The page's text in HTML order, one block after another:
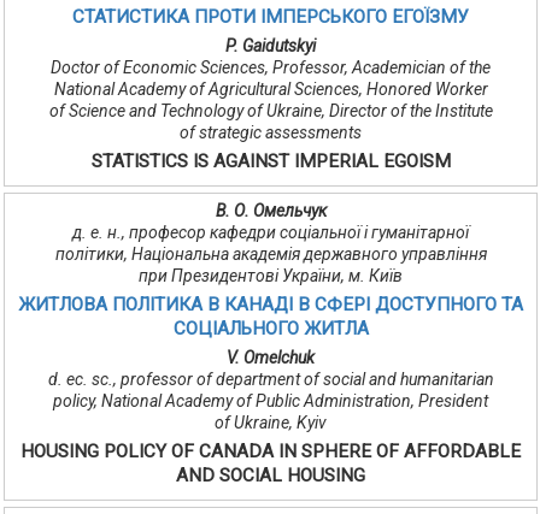
СТАТИСТИКА ПРОТИ ІМПЕРСЬКОГО ЕГОЇЗМУ
P. Gaidutskyi
Doctor of Economic Sciences, Professor, Academician of the
National Academy of Agricultural Sciences, Honored Worker
of Science and Technology of Ukraine, Director of the Institute
of strategic assessments
STATISTICS IS AGAINST IMPERIAL EGOISM
В. О. Омельчук
д. е. н., професор кафедри соціальної і гуманітарної
політики, Національна академія державного управління
при Президентові України, м. Київ
ЖИТЛОВА ПОЛІТИКА В КАНАДІ В СФЕРІ ДОСТУПНОГО ТА
СОЦІАЛЬНОГО ЖИТЛА
V. Omelchuk
d. ec. sc., professor of department of social and humanitarian
policy, National Academy of Public Administration, President
of Ukraine, Kyiv
HOUSING POLICY OF CANADA IN SPHERE OF AFFORDABLE
AND SOCIAL HOUSING